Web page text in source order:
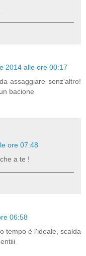
2014 alle ore 00:17
assaggiare senz'altro!
bacione
ore 07:48
a te !
06:58
tempo è l'ideale, scalda